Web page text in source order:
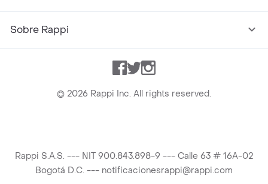
Sobre Rappi
Facebook
TwitterInstagram
© 2026 Rappi Inc. All rights reserved.
Rappi S.A.S. --- NIT 900.843.898-9 --- Calle 63 # 16A-02
Bogotá D.C. --- notificacionesrappi@rappi.com